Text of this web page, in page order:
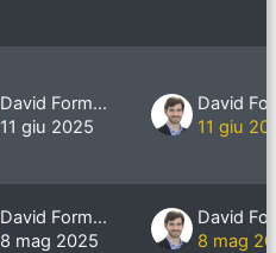
David Formby
11 giu 2025
11 giu
David Formby
8 mag 2025
8 mag